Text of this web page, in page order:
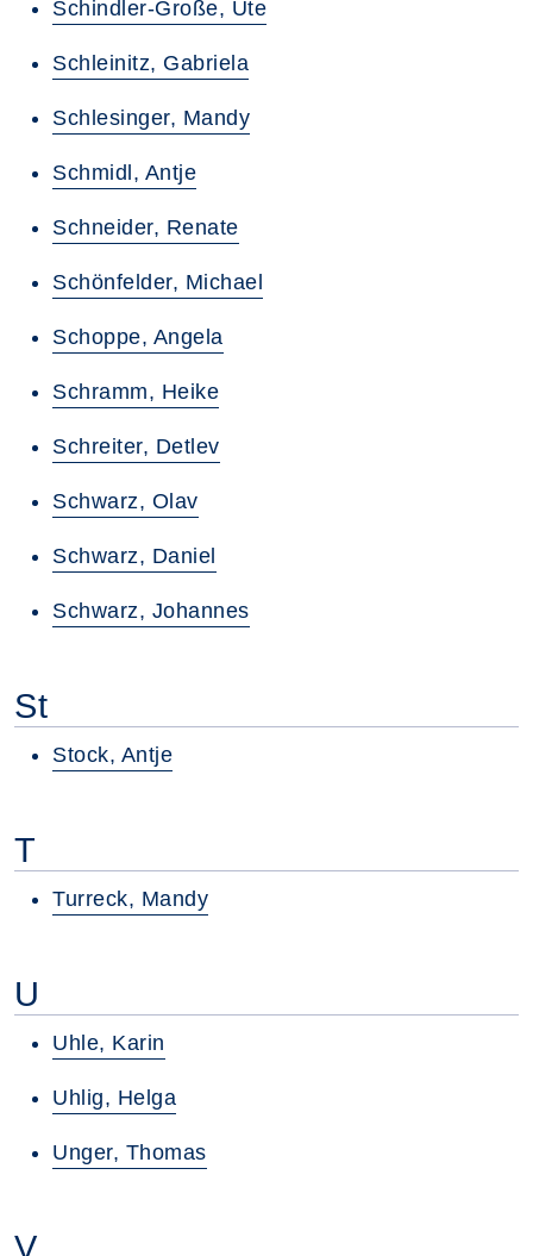
Schindler-Große, Ute
Schleinitz, Gabriela
Schlesinger, Mandy
Schmidl, Antje
Schneider, Renate
Schönfelder, Michael
Schoppe, Angela
Schramm, Heike
Schreiter, Detlev
Schwarz, Olav
Schwarz, Daniel
Schwarz, Johannes
St
Stock, Antje
T
Turreck, Mandy
U
Uhle, Karin
Uhlig, Helga
Unger, Thomas
V